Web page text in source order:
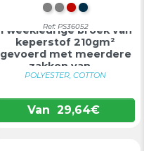
GRIJS/ORANJE
GRIJS/GEEL
ROOD/GEEL
Ref: PS36052
Tweekleurige broek van
keperstof 210gm²
gevoerd met meerdere
zakken van ...
POLYESTER, COTTON
Van 29,64€